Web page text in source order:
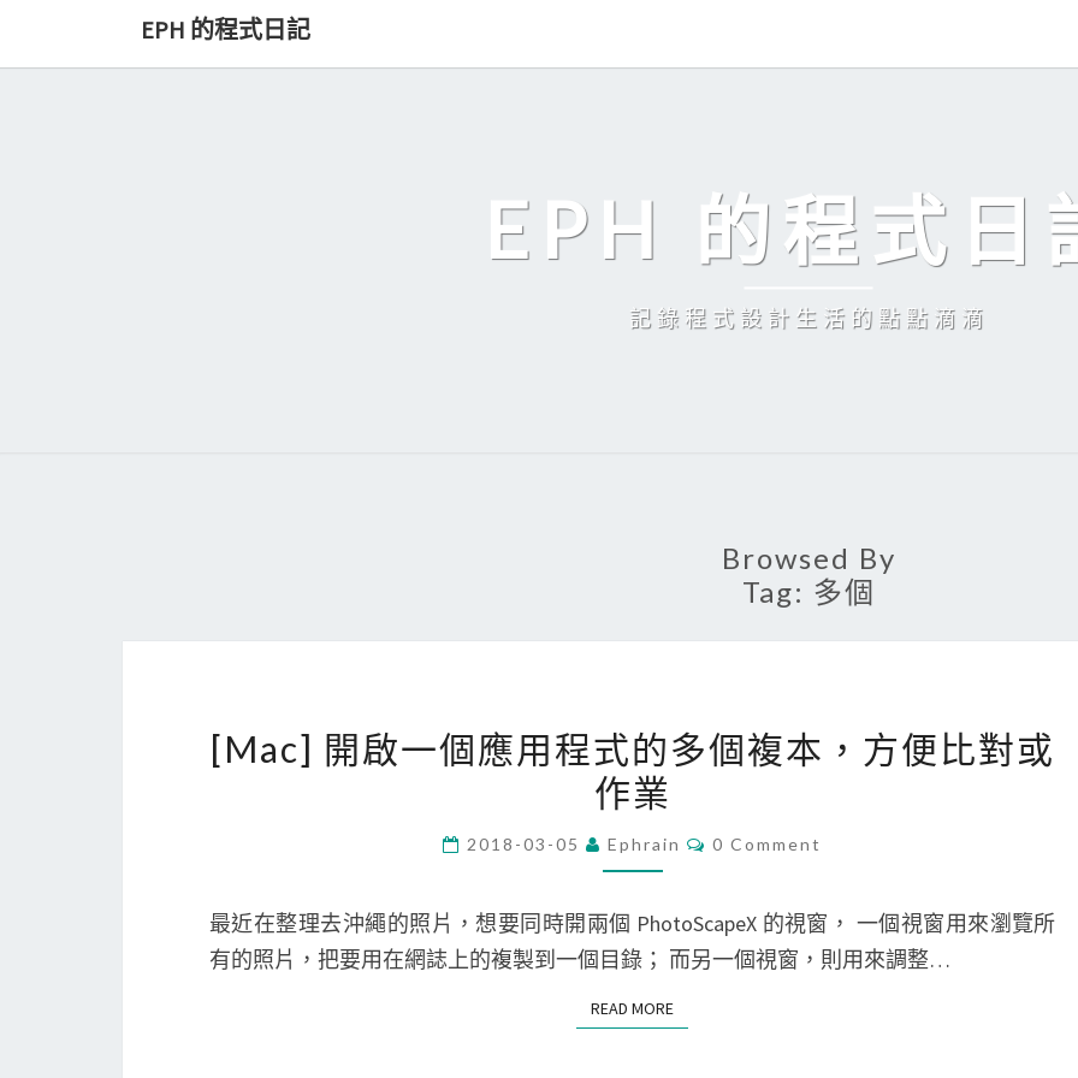
EPH 的程式日記
EPH 的程式日
記錄程式設計生活的點點滴滴
Browsed By
Tag: 多個
M
a
]
啟
一
個
[Mac] 開啟一個應用程式的多個複本，方便比對或
作業
2018-03-05 Ephrain
C
E
N
T
S
0 Comment
最近在整理去沖繩的照片，想要同時開兩個 PhotoScapeX 的視窗， 一個視窗用來瀏覽所
有的照片，把要用在網誌上的複製到一個目錄； 而另一個視窗，則用來調整…
READ MORE